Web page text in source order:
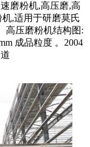
磨粉机,高压磨,高
,适用于研磨莫氏
高压磨粉机结构图:
成品粒度 。2004